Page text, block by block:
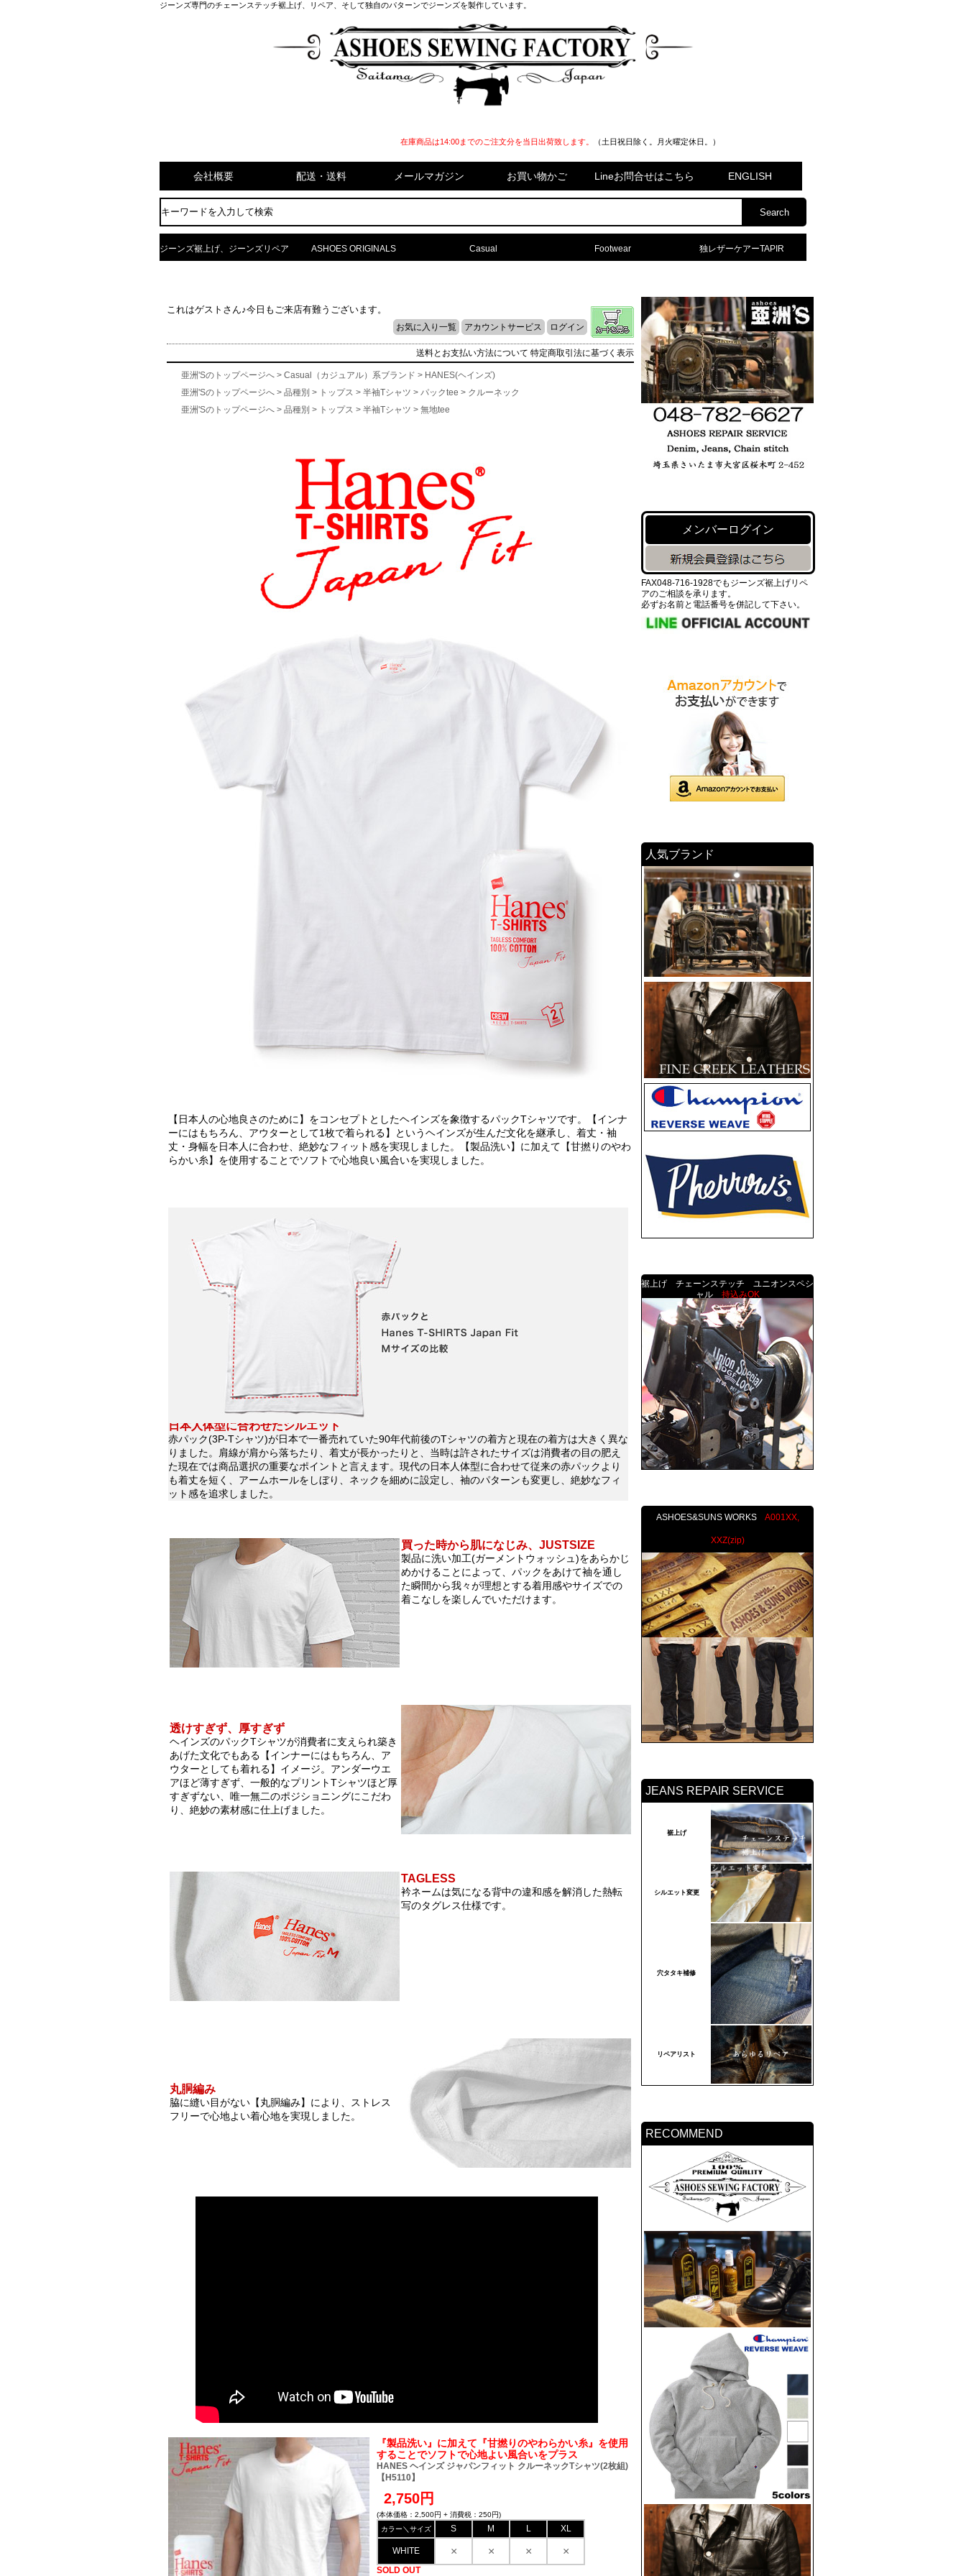
ジーンズ専門のチェーンステッチ裾上げ、リペア、そして独自のパターンでジーンズを製作しています。
在庫商品は14:00までのご注文分を当日出荷致します。 （土日祝日除く。月火曜定休日。）
会社概要 配送・送料 メールマガジン お買い物かご Lineお問合せはこちら ENGLISH
ジーンズ裾上げ、ジーンズリペア ASHOES ORIGINALS Casual Footwear 独レザーケアーTAPIR
これはゲストさん♪今日もご来店有難うございます。
お気に入り一覧 アカウントサービス ログイン
送料とお支払い方法について 特定商取引法に基づく表示
亜洲'Sのトップページへ > Casual（カジュアル）系ブランド > HANES(ヘインズ)
亜洲'Sのトップページへ > 品種別 > トップス > 半袖Tシャツ > パックtee > クルーネック
亜洲'Sのトップページへ > 品種別 > トップス > 半袖Tシャツ > 無地tee
【日本人の心地良さのために】をコンセプトとしたヘインズを象徴するパックTシャツです。【インナ
ーにはもちろん、アウターとして1枚で着られる】というヘインズが生んだ文化を継承し、着丈・袖
丈・身幅を日本人に合わせ、絶妙なフィット感を実現しました。【製品洗い】に加えて【甘撚りのやわ
らかい糸】を使用することでソフトで心地良い風合いを実現しました。
日本人体型に合わせたシルエット
赤パック(3P-Tシャツ)が日本で一番売れていた90年代前後のTシャツの着方と現在の着方は大きく異な
りました。肩線が肩から落ちたり、着丈が長かったりと、当時は許されたサイズは消費者の目の肥え
た現在では商品選択の重要なポイントと言えます。現代の日本人体型に合わせて従来の赤パックより
も着丈を短く、アームホールをしぼり、ネックを細めに設定し、袖のパターンも変更し、絶妙なフィ
ット感を追求しました。
買った時から肌になじみ、JUSTSIZE
製品に洗い加工(ガーメントウォッシュ)をあらかじ
めかけることによって、パックをあけて袖を通し
た瞬間から我々が理想とする着用感やサイズでの
着こなしを楽しんでいただけます。
透けすぎず、厚すぎず
ヘインズのパックTシャツが消費者に支えられ築き
あげた文化でもある【インナーにはもちろん、ア
ウターとしても着れる】イメージ。アンダーウエ
アほど薄すぎず、一般的なプリントTシャツほど厚
すぎずない、唯一無二のポジショニングにこだわ
り、絶妙の素材感に仕上げました。
TAGLESS
衿ネームは気になる背中の違和感を解消した熱転
写のタグレス仕様です。
丸胴編み
脇に縫い目がない【丸胴編み】により、ストレス
フリーで心地よい着心地を実現しました。
『製品洗い』に加えて『甘撚りのやわらかい糸』を使用
することでソフトで心地よい風合いをプラス
HANES ヘインズ ジャパンフィット クルーネックTシャツ(2枚組)
【H5110】
2,750円
(本体価格：2,500円 + 消費税：250円)
カラー＼サイズ
S M L XL
WHITE × × × ×
SOLD OUT
メンバーログイン
FAX048-716-1928でもジーンズ裾上げリペ
アのご相談を承ります。
必ずお名前と電話番号を併記して下さい。
人気ブランド
裾上げ チェーンステッチ ユニオンスペシ
ャル 持込みOK
ASHOES&SUNS WORKS A001XX,
XXZ(zip)
JEANS REPAIR SERVICE
裾上げ
シルエット変更
穴タタキ補修
リペアリスト
RECOMMEND